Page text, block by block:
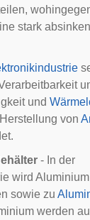
stark
und
von
- In der
wird
sowie zu
werden